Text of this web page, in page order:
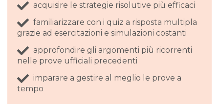
acquisire le strategie risolutive più efficaci
familiarizzare con i quiz a risposta multipla
grazie ad esercitazioni e simulazioni costanti
approfondire gli argomenti più ricorrenti
nelle prove ufficiali precedenti
imparare a gestire al meglio le prove a
tempo